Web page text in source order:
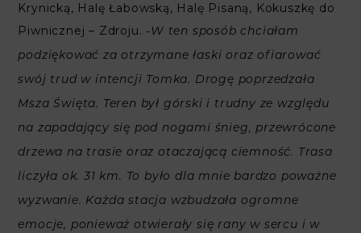
Krynicką, Halę Łabowską, Halę Pisaną, Kokuszkę do
Piwnicznej – Zdroju. -W ten sposób chciałam
podziękować za otrzymane łaski oraz ofiarować
swój trud w intencji Tomka. Drogę poprzedzała
Msza Święta. Teren był górski i trudny ze względu
na zapadający się pod nogami śnieg, przewrócone
drzewa na trasie oraz otaczającą ciemność. Trasa
liczyła ok. 31 km. To było dla mnie bardzo poważne
wyzwanie. Każda stacja wzbudzała ogromne
emocje, ponieważ otwierały się rany w sercu i w